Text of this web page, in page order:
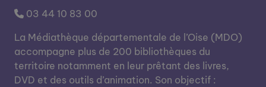
03 44 10 83 00
La Médiathèque départementale de l’Oise (MDO)
accompagne plus de 200 bibliothèques du
territoire notamment en leur prêtant des livres,
DVD et des outils d’animation. Son objectif :